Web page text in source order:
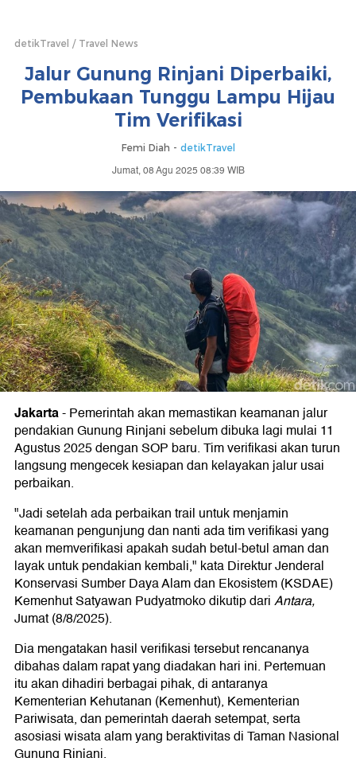
detikTravel Travel News
Jalur Gunung Rinjani Diperbaiki,
Pembukaan Tunggu Lampu Hijau
Tim Verifikasi
Femi Diah - detikTravel
Jumat, 08 Agu 2025 08:39 WIB
Jakarta-Pemerintah akan memastikan keamanan jalur
pendakian Gunung Rinjani sebelum dibuka lagi mulai 11
Agustus 2025 dengan SOP baru. Tim verifikasi akan turun
langsung mengecek kesiapan dan kelayakan jalur usai
perbaikan.
"Jadi setelah ada perbaikan trail untuk menjamin
keamanan pengunjung dan nanti ada tim verifikasi yang
akan memverifikasi apakah sudah betul-betul aman dan
layak untuk pendakian kembali," kata Direktur Jenderal
Konservasi Sumber Daya Alam dan Ekosistem (KSDAE)
Kemenhut Satyawan Pudyatmoko dikutip dariAntara,
Jumat (8/8/2025).
Dia mengatakan hasil verifikasi tersebut rencananya
dibahas dalam rapat yang diadakan hari ini. Pertemuan
itu akan dihadiri berbagai pihak, di antaranya
Kementerian Kehutanan (Kemenhut), Kementerian
Pariwisata, dan pemerintah daerah setempat, serta
asosiasi wisata alam yang beraktivitas di Taman Nasional